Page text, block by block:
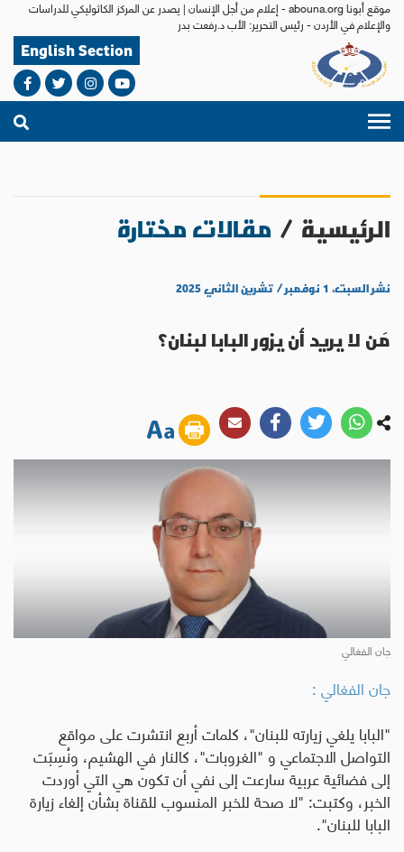
موقع أبونا abouna.org - إعلام من أجل الإنسان | يصدر عن المركز الكاثوليكي للدراسات
والإعلام في الأردن - رئيس التحرير: الأب د.رفعت بدر
English Section
الرئيسية / مقالات مختارة
نشر السبت، ١ نوفمبر / تشرين الثاني ٢٠٢٥
مَن لا يريد أن يزور البابا لبنان؟
جان الفغالي
جان الفغالي :
"البابا يلغي زيارته للبنان"، كلمات أربع انتشرت على مواقع
التواصل الاجتماعي و "الغروبات"، كالنار في الهشيم، ونُسِبَت
إلى فضائية عربية سارعت إلى نفي أن تكون هي التي أوردت
الخبر، وكتبت: "لا صحة للخبر المنسوب للقناة بشأن إلغاء زيارة
البابا للبنان".